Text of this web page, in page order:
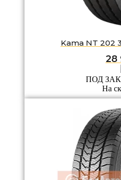
Kama NT 202
28
ПОД
На